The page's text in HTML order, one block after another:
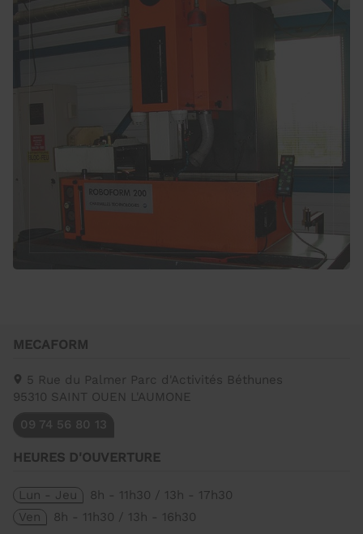
MECAFORM
5 Rue du Palmer Parc d'Activités Béthunes
95310 SAINT OUEN L'AUMONE
09 74 56 80 13
HEURES D'OUVERTURE
Lun - Jeu
8h - 11h30 / 13h - 17h30
Ven
8h - 11h30 / 13h - 16h30